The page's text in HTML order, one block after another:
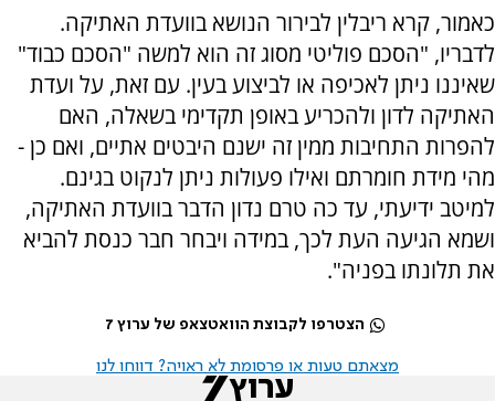
כאמור, קרא ריבלין לבירור הנושא בוועדת האתיקה.
לדבריו, "הסכם פוליטי מסוג זה הוא למשה "הסכם כבוד"
שאיננו ניתן לאכיפה או לביצוע בעין. עם זאת, על ועדת
האתיקה לדון ולהכריע באופן תקדימי בשאלה, האם
להפרות התחיבות ממין זה ישנם היבטים אתיים, ואם כן -
מהי מידת חומרתם ואילו פעולות ניתן לנקוט בגינם.
למיטב ידיעתי, עד כה טרם נדון הדבר בוועדת האתיקה,
ושמא הגיעה העת לכך, במידה ויבחר חבר כנסת להביא
את תלונתו בפניה".
הצטרפו לקבוצת הוואטצאפ של ערוץ 7
מצאתם טעות או פרסומת לא ראויה? דווחו לנו